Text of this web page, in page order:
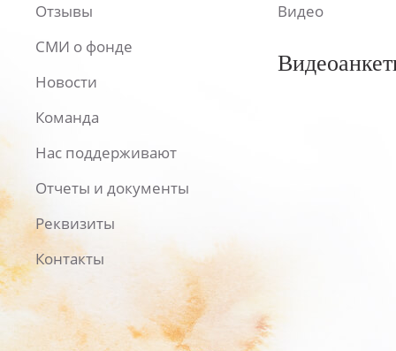
Отзывы
СМИ о фонде
Новости
Команда
Нас поддерживают
Отчеты и документы
Реквизиты
Контакты
Видео